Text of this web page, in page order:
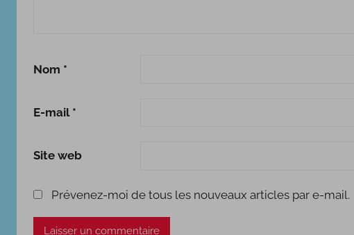
Nom *
E-mail *
Site web
Prévenez-moi de tous les nouveaux articles par e-mail.